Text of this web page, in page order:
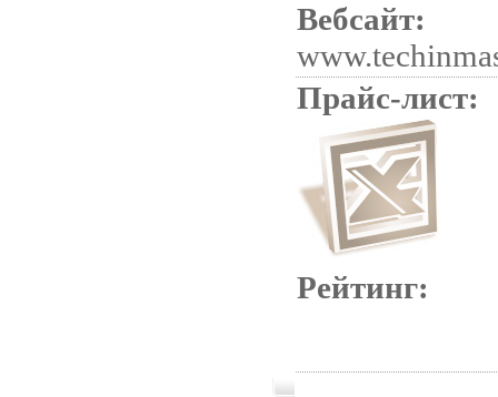
Вебсайт:
Прайс-лист:
Рейтинг: